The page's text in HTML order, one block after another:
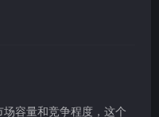
容量和竞争程度，这个